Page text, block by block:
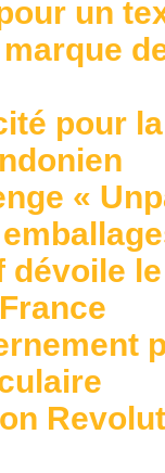
un
pour
«
dévoile